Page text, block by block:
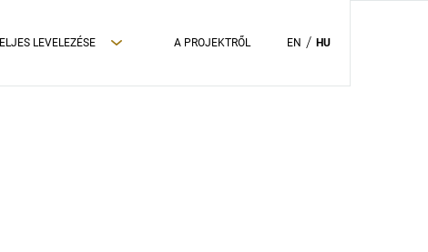
LEVELEZÉSE A PROJEKTRŐL EN HU
ADATVÉDELMI TÁJÉKOZTATÓ